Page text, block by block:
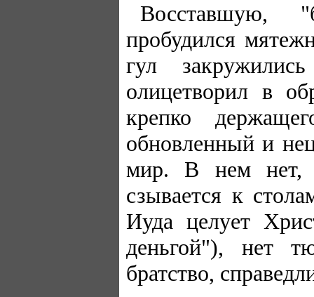
Восставшую,
пробудился
гул
олицетворил в
крепко
обновленный и
мир. В нем нет,
сзывается к
Иуда целует
деньгой"), нет
братство,